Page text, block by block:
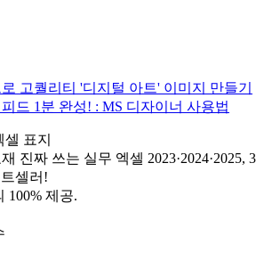
고퀄리티 '디지털 아트' 이미지 만들기
드 1분 완성! : MS 디자이너 사용법
진짜 쓰는 실무 엑셀 2023·2024·2025, 3
셀러!
100% 제공.